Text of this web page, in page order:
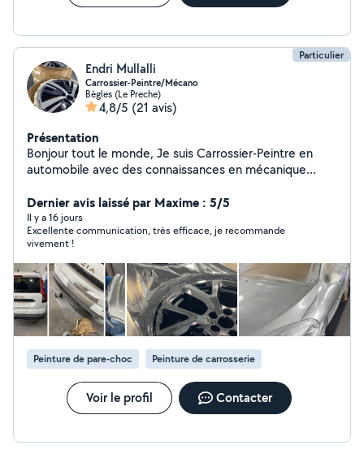
Particulier
Endri Mullalli
Carrossier-Peintre/Mécano
Bègles (Le Preche)
4,8/5 (21 avis)
Présentation
Bonjour tout le monde, Je suis Carrossier-Peintre en
automobile avec des connaissances en mécanique
intervention sur votre véhicule peu importe le type. Pour
toute information complémentaire n'hésitez pas à me
contacter. Merci à vous!
Dernier avis laissé par Maxime : 5/5
Il y a 16 jours
Excellente communication, très efficace, je recommande
vivement !
Peinture de pare-choc Peinture de carrosserie
Voir le profil Contacter